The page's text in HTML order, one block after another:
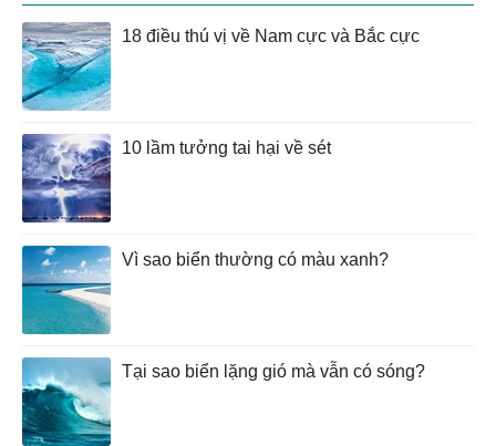
18 điều thú vị về Nam cực và Bắc cực
10 lầm tưởng tai hại về sét
Vì sao biển thường có màu xanh?
Tại sao biển lặng gió mà vẫn có sóng?